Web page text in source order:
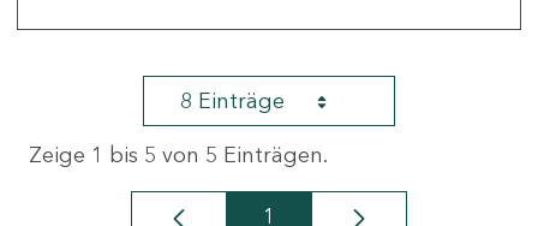
8 Einträge
Zeige 1 bis 5 von 5 Einträgen.
1